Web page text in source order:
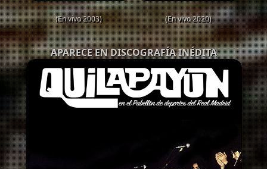
(En vivo 2003) (En vivo 2020)
APARECE EN DISCOGRAFÍA INÉDITA